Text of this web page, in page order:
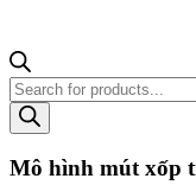
Tìm
kiếm
sản
Mô hình mút xốp